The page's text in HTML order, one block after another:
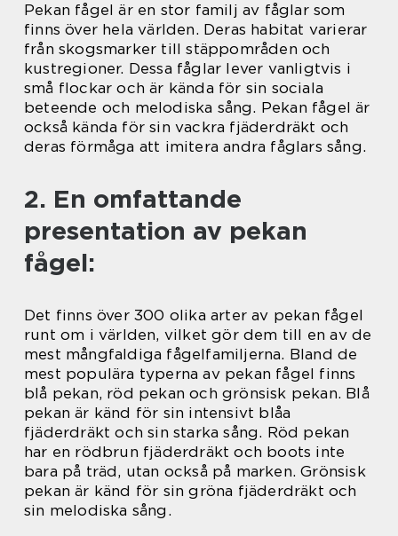
Pekan fågel är en stor familj av fåglar som
finns över hela världen. Deras habitat varierar
från skogsmarker till stäppområden och
kustregioner. Dessa fåglar lever vanligtvis i
små flockar och är kända för sin sociala
beteende och melodiska sång. Pekan fågel är
också kända för sin vackra fjäderdräkt och
deras förmåga att imitera andra fåglars sång.
2. En omfattande
presentation av pekan
fågel:
Det finns över 300 olika arter av pekan fågel
runt om i världen, vilket gör dem till en av de
mest mångfaldiga fågelfamiljerna. Bland de
mest populära typerna av pekan fågel finns
blå pekan, röd pekan och grönsisk pekan. Blå
pekan är känd för sin intensivt blåa
fjäderdräkt och sin starka sång. Röd pekan
har en rödbrun fjäderdräkt och boots inte
bara på träd, utan också på marken. Grönsisk
pekan är känd för sin gröna fjäderdräkt och
sin melodiska sång.